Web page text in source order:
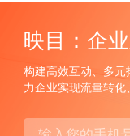
映目：企
构建高效互动、多元
力企业实现流量转化